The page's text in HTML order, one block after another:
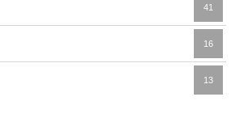
41
16
13